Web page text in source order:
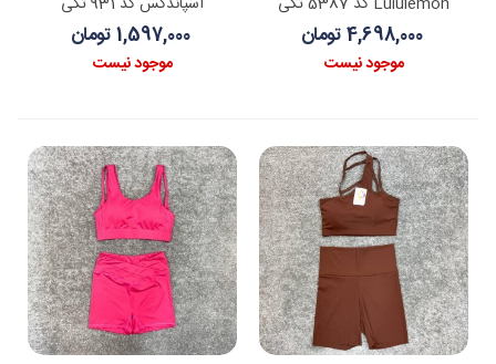
4,698,000 تومان
موجود نیست
1,597,000 تومان
موجود نیست